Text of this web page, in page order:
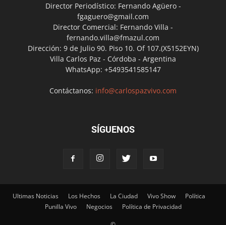
Director Periodístico: Fernando Agüero -
fgaguero@gmail.com
Director Comercial: Fernando Villa -
fernando.villa@fmazul.com
Dirección: 9 de Julio 90. Piso 10. Of 107.(X5152EYN)
Villa Carlos Paz - Córdoba - Argentina
WhatsApp: +5493541585147
Contáctanos: info@carlospazvivo.com
SÍGUENOS
Ultimas Noticias Los Hechos La Ciudad Vivo Show
Política
Punilla Vivo
Negocios Política de Privacidad